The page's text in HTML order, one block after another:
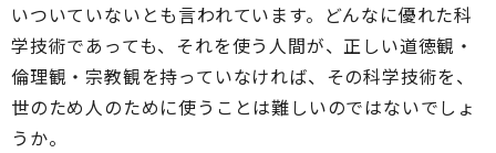
いついていないとも言われています。どんなに優れた科
学技術であっても、それを使う人間が、正しい道徳観・
倫理観・宗教観を持っていなければ、その科学技術を、
世のため人のために使うことは難しいのではないでしょ
うか。